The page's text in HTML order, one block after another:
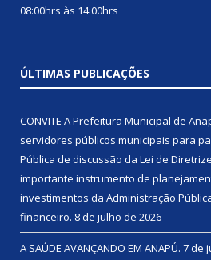
08:00hrs às 14:00hrs
ÚLTIMAS PUBLICAÇÕES
CONVITE A Prefeitura Municipal de
servidores públicos municipais para
Pública de discussão da Lei de
importante instrumento de
investimentos da Administração
financeiro. 8 de julho de 2026
A SAÚDE AVANÇANDO EM ANAPÚ. 7 de